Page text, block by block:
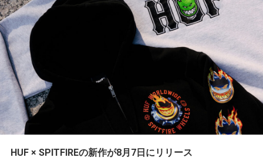
HUF × SPITFIREの新作が8月7日にリリース